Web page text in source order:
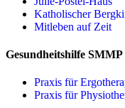
Katholischer
Mitleben auf Zeit
Gesundheitshilfe SMMP
Praxis für
Praxis für